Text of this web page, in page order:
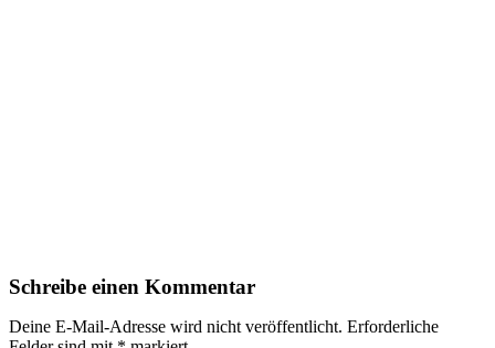
Schreibe einen Kommentar
Deine E-Mail-Adresse wird nicht veröffentlicht. Erforderliche